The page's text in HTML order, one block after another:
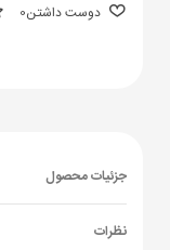
دوست داشتن0
جزئیات محصول
نظرات